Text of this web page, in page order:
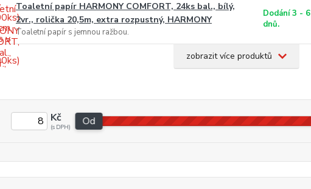
Toaletní papír HARMONY COMFORT, 24ks bal., bílý,
2vr., rolička 20,5m, extra rozpustný, HARMONY
Toaletní papír s jemnou ražbou.
Dodání 3 - 6
dnů.
zobrazit více produktů
Kč Od